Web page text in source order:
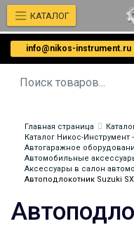
info@nikos-instrument.ru
КАТАЛОГ
Главная страница
Каталог Никос-
Автогаражное
Автомобильные
Аксессуары в салон
Автоподлокотник Suzuki